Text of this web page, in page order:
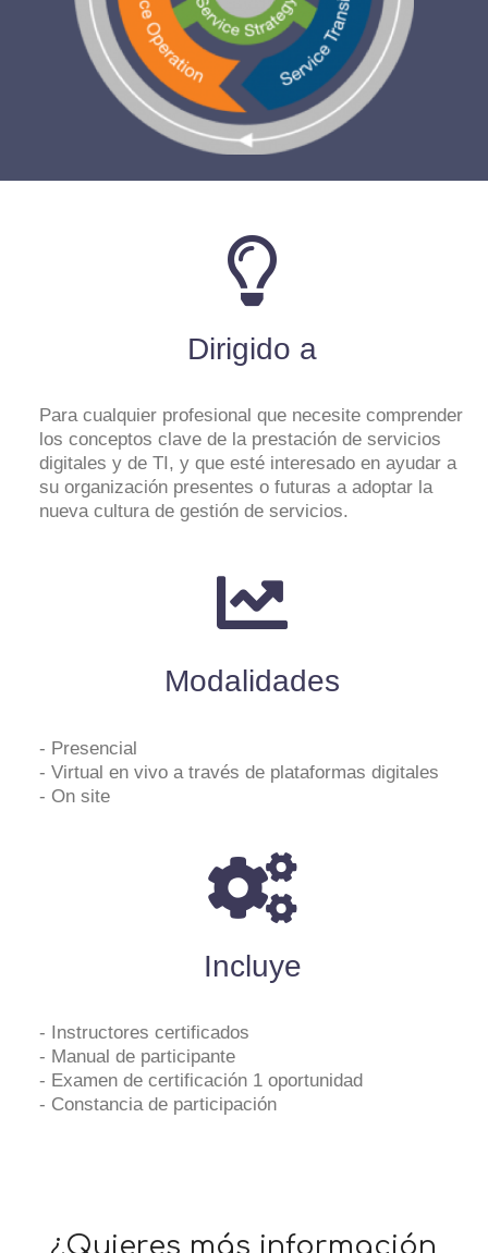
Dirigido a
Para cualquier profesional que necesite comprender
los conceptos clave de la prestación de servicios
digitales y de TI, y que esté interesado en ayudar a
su organización presentes o futuras a adoptar la
nueva cultura de gestión de servicios.
Modalidades
- Presencial
- Virtual en vivo a través de plataformas digitales
- On site
Incluye
- Instructores certificados
- Manual de participante
- Examen de certificación 1 oportunidad
- Constancia de participación
¿Quieres más información